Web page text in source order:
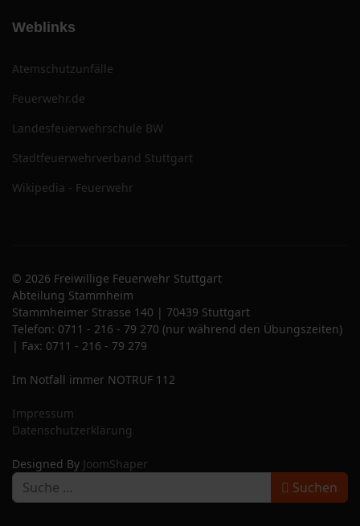
Weblinks
Atemschutzunfälle
Feuerwehr.de
Landesfeuerwehrschule BW
Stadtfeuerwehrverband Stuttgart
Wikipedia - Feuerwehr
© 2026 Freiwillige Feuerwehr Stuttgart
Abteilung Stammheim
Stammheimer Strasse 140 | 70439 Stuttgart
Telefon: 0711 - 216 - 79 270 (nur während den Übungszeiten)
| Fax: 0711 - 216 - 79 279
Im Notfall immer NOTRUF 112
Impressum
Datenschutzerklärung
Designed By JoomShaper
Suchen